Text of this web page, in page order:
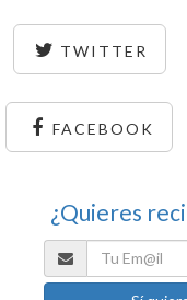
TWITTER
FACEBOOK
¿Quieres